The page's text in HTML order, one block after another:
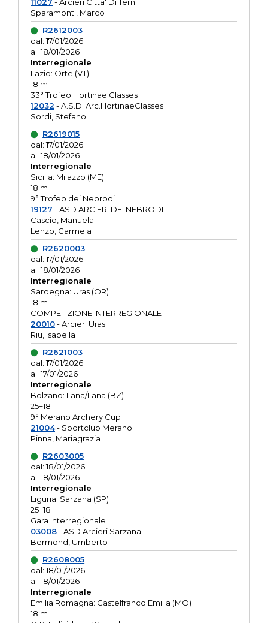
Sparamonti, Marco
R2612003
dal: 17/01/2026
al: 18/01/2026
Interregionale
Lazio: Orte (VT)
18 m
33° Trofeo Hortinae Classes
12032 - A.S.D. Arc.HortinaeClasses
Sordi, Stefano
R2619015
dal: 17/01/2026
al: 18/01/2026
Interregionale
Sicilia: Milazzo (ME)
18 m
9° Trofeo dei Nebrodi
19127 - ASD ARCIERI DEI NEBRODI
Cascio, Manuela
Lenzo, Carmela
R2620003
dal: 17/01/2026
al: 18/01/2026
Interregionale
Sardegna: Uras (OR)
18 m
COMPETIZIONE INTERREGIONALE
20010- Arcieri Uras
Riu, Isabella
R2621003
dal: 17/01/2026
al: 17/01/2026
Interregionale
Bolzano: Lana/Lana (BZ)
25+18
9° Merano Archery Cup
21004- Sportclub Merano
Pinna, Mariagrazia
R2603005
dal: 18/01/2026
al: 18/01/2026
Interregionale
Liguria: Sarzana (SP)
25+18
Gara Interregionale
03008- ASD Arcieri Sarzana
Bermond, Umberto
R2608005
dal: 18/01/2026
al: 18/01/2026
Interregionale
Emilia Romagna: Castelfranco Emilia (MO)
18 m